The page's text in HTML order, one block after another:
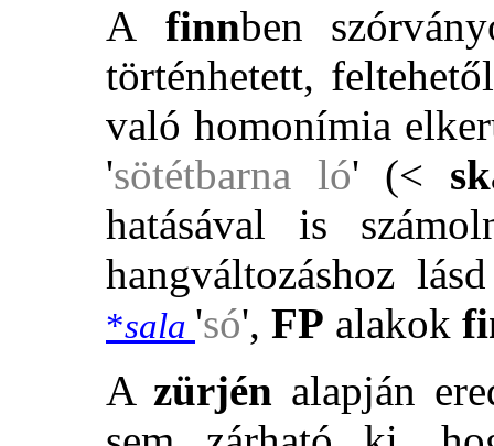
A finnben
történhetett,
való homonímia
'sötétbarna ló' (<
hatásával is
hangváltozáshoz
*sala 'só', FP alakok
A zürjén alapján